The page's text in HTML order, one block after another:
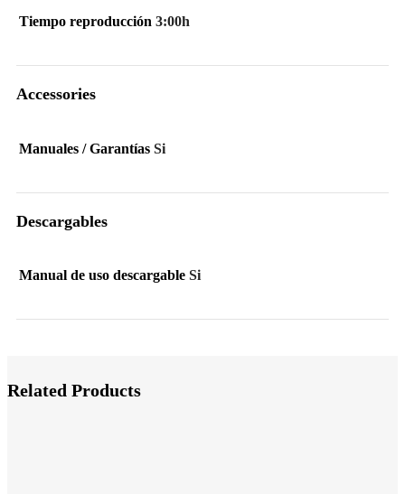
Tiempo reproducción 3:00h
Accessories
Manuales / Garantías Si
Descargables
Manual de uso descargable Si
Related Products